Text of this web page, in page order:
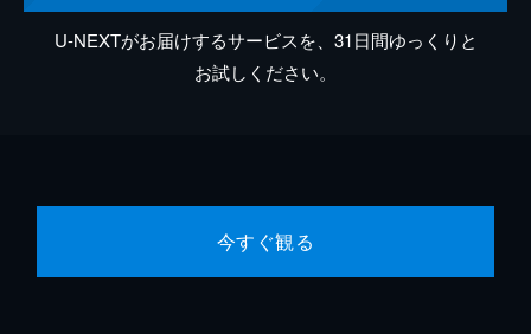
U-NEXTがお届けするサービスを、31日間ゆっくりと
お試しください。
今すぐ観る